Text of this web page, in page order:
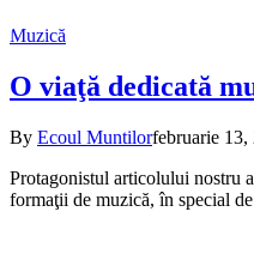
Muzică
O viaţă dedicată
By Ecoul Muntilorfebruarie 13,
Protagonistul articolului nostru
formaţii de muzică, în special